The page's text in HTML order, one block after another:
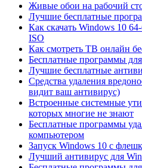
Живые обои на рабочий
Лучшие бесплатные
Как скачать Windows 10
ISO
Как смотреть ТВ онлайн
Бесплатные программы
Лучшие бесплатные
Средства удаления
видит ваш антивирус)
Встроенные системные
которых многие не знают
Бесплатные программы
компьютером
Запуск Windows 10 с
Лучший антивирус для